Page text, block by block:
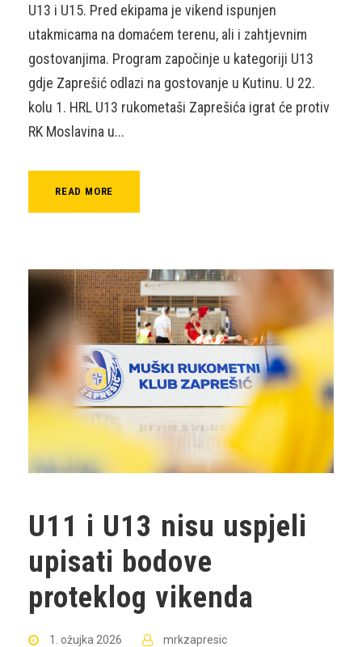
U13 i U15. Pred ekipama je vikend ispunjen
utakmicama na domaćem terenu, ali i zahtjevnim
gostovanjima. Program započinje u kategoriji U13
gdje Zaprešić odlazi na gostovanje u Kutinu. U 22.
kolu 1. HRL U13 rukometaši Zaprešića igrat će protiv
RK Moslavina u...
READ MORE
U11 i U13 nisu uspjeli
upisati bodove
proteklog vikenda
1. ožujka 2026
mrkzapresic